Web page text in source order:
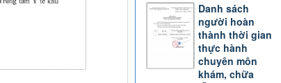
Danh sách
người hoàn
thành thời gian
thực hành
chuyên môn
khám, chữa